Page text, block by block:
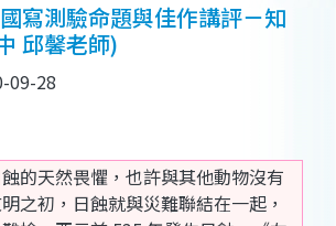
寫測驗命題與佳作講評－知
邱馨老師)
09-28
天然畏懼，也許與其他動物沒有
之初，日蝕就與災難聯結在一起，